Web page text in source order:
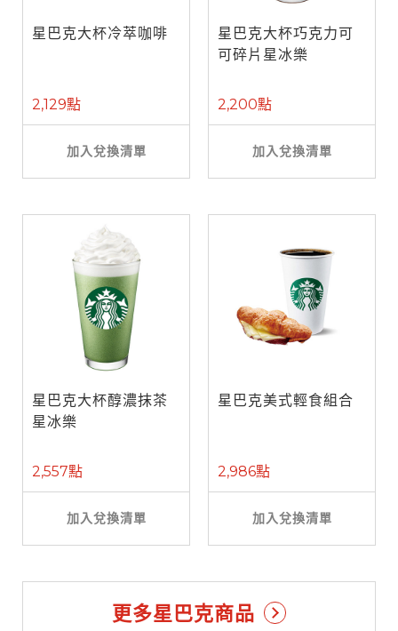
星巴克大杯冷萃咖啡
2,129點
加入兌換清單
星巴克大杯巧克力可
可碎片星冰樂
2,200點
加入兌換清單
星巴克大杯醇濃抹茶
星冰樂
2,557點
加入兌換清單
星巴克美式輕食組合
2,986點
加入兌換清單
更多星巴克商品